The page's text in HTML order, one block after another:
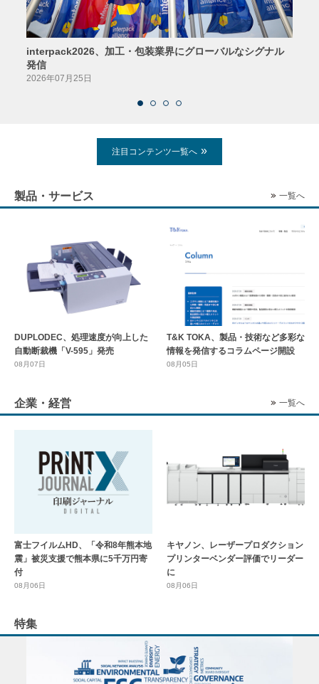
interpack2026、加工・包装業界にグローバルなシグナル
発信
2026年07月25日
注目コンテンツ一覧へ
製品・サービス 一覧へ
DUPLODEC、処理速度が向上した
自動断裁機「V-595」発売
08月07日
T&K TOKA、製品・技術など多彩な
情報を発信するコラムページ開設
08月05日
企業・経営 一覧へ
富士フイルムHD、「令和8年熊本地
震」被災支援で熊本県に5千万円寄
付
08月06日
キヤノン、レーザープロダクション
プリンターベンダー評価でリーダー
に
08月06日
特集